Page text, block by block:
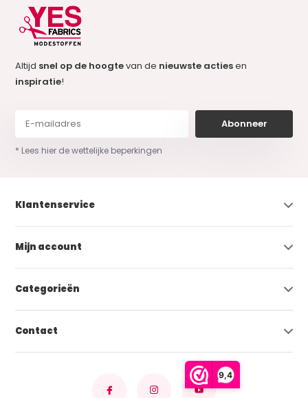
9,4
Altijd snel op de hoogtevan de nieuwste actiesen
inspiratie!
Abonneer
* Lees hier de wettelijke beperkingen
Klantenservice
Mijn account
Categorieën
Contact